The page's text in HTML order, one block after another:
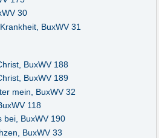
30
BuxWV 31
BuxWV 188
BuxWV 189
mein, BuxWV 32
118
bei, BuxWV 190
BuxWV 33